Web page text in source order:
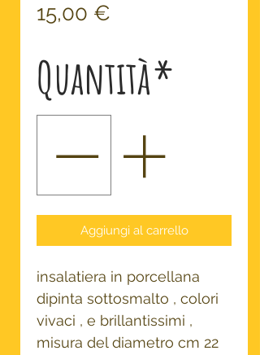
15,00 €
Quantità*
Aggiungi al carrello
insalatiera in porcellana
dipinta sottosmalto , colori
vivaci , e brillantissimi ,
misura del diametro cm 22